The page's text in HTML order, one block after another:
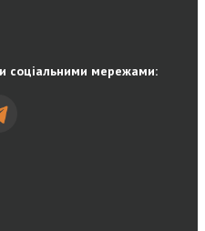
соціальними мережами: